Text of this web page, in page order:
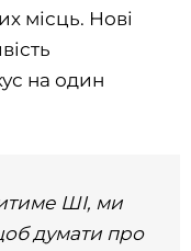
місць. Нові
на один
ШІ, ми
думати про